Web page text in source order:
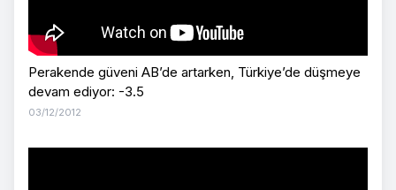
Perakende güveni AB’de artarken, Türkiye’de düşmeye
devam ediyor: -3.5
03/12/2012